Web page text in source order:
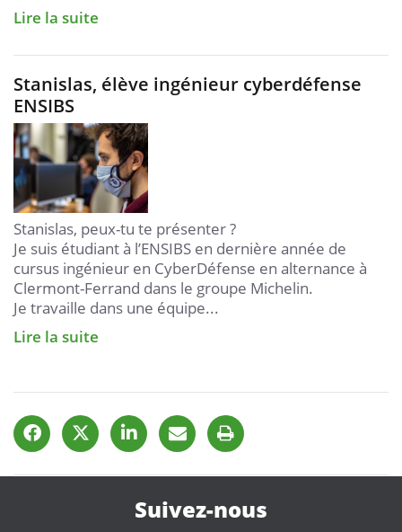
Lire la suite
Stanislas, élève ingénieur cyberdéfense
ENSIBS
Stanislas, peux-tu te présenter ?
Je suis étudiant à l’ENSIBS en dernière année de
cursus ingénieur en CyberDéfense en alternance à
Clermont-Ferrand dans le groupe Michelin.
Je travaille dans une équipe...
Lire la suite
Suivez-nous